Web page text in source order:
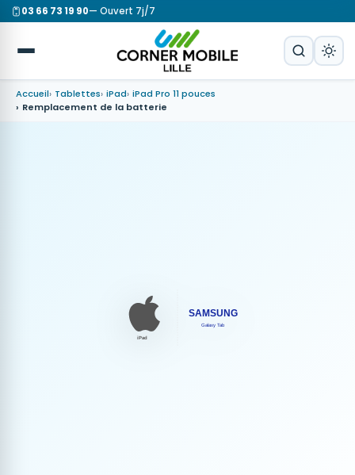
03 66 73 19 90— Ouvert 7j/7
Accueil Tablettes iPad iPad Pro 11 pouces
Remplacement de la batterie